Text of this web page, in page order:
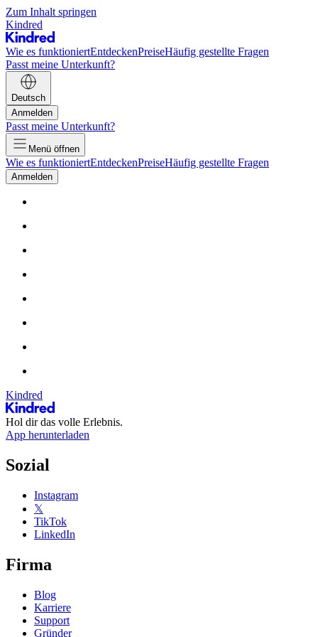
Zum Inhalt springen
Kindred
Wie es funktioniertEntdeckenPreiseHäufig gestellte Fragen
Passt meine Unterkunft?
Deutsch
Anmelden
Passt meine Unterkunft?
Menü öffnen
Wie es funktioniertEntdeckenPreiseHäufig gestellte Fragen
Anmelden
Kindred
Hol dir das volle Erlebnis.
App herunterladen
Sozial
Instagram
𝕏
TikTok
LinkedIn
Firma
Blog
Karriere
Support
Gründer